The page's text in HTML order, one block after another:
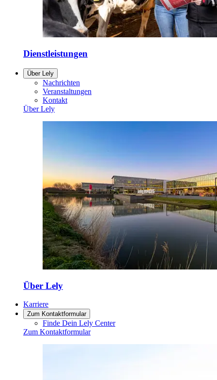
Dienstleistungen
Über Lely
Nachrichten
Veranstaltungen
Kontakt
Über Lely
Über Lely
Karriere
Zum Kontaktformular
Finde Dein Lely Center
Zum Kontaktformular